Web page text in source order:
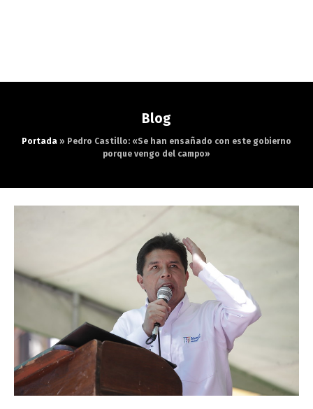
Blog
Portada » Pedro Castillo: «Se han ensañado con este gobierno
porque vengo del campo»